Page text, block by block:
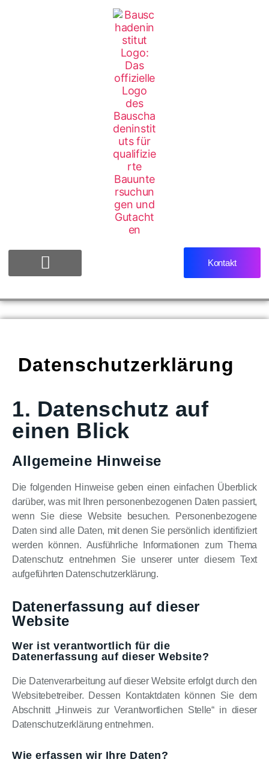
Kontakt
Datenschutzerklärung
1. Datenschutz auf
einen Blick
Allgemeine Hinweise
Die folgenden Hinweise geben einen einfachen Überblick
darüber, was mit Ihren personenbezogenen Daten passiert,
wenn Sie diese Website besuchen. Personenbezogene
Daten sind alle Daten, mit denen Sie persönlich identifiziert
werden können. Ausführliche Informationen zum Thema
Datenschutz entnehmen Sie unserer unter diesem Text
aufgeführten Datenschutzerklärung.
Datenerfassung auf dieser
Website
Wer ist verantwortlich für die
Datenerfassung auf dieser Website?
Die Datenverarbeitung auf dieser Website erfolgt durch den
Websitebetreiber. Dessen Kontaktdaten können Sie dem
Abschnitt „Hinweis zur Verantwortlichen Stelle“ in dieser
Datenschutzerklärung entnehmen.
Wie erfassen wir Ihre Daten?